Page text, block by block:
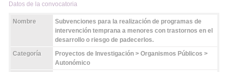
Datos de la convocatoria
Nombre
Subvenciones para la realización de programas de
intervención temprana a menores con trastornos en el
desarrollo o riesgo de padecerlos.
Categoría
Proyectos de Investigación > Organismos Públicos >
Autonómico